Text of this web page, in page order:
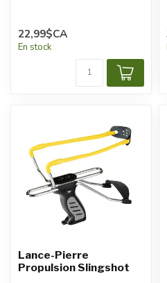
22,99$CA
En stock
Lance-Pierre
Propulsion Slingshot